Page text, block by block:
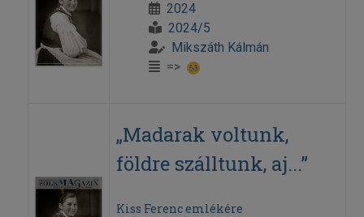
2024
2024/5
Mikszáth Kálmán
=>
„Madarak voltunk,
földre szálltunk, aj...”
Kiss Ferenc emlékére